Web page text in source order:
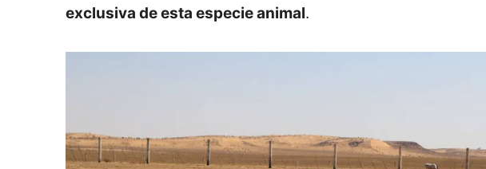
exclusiva de esta especie animal.